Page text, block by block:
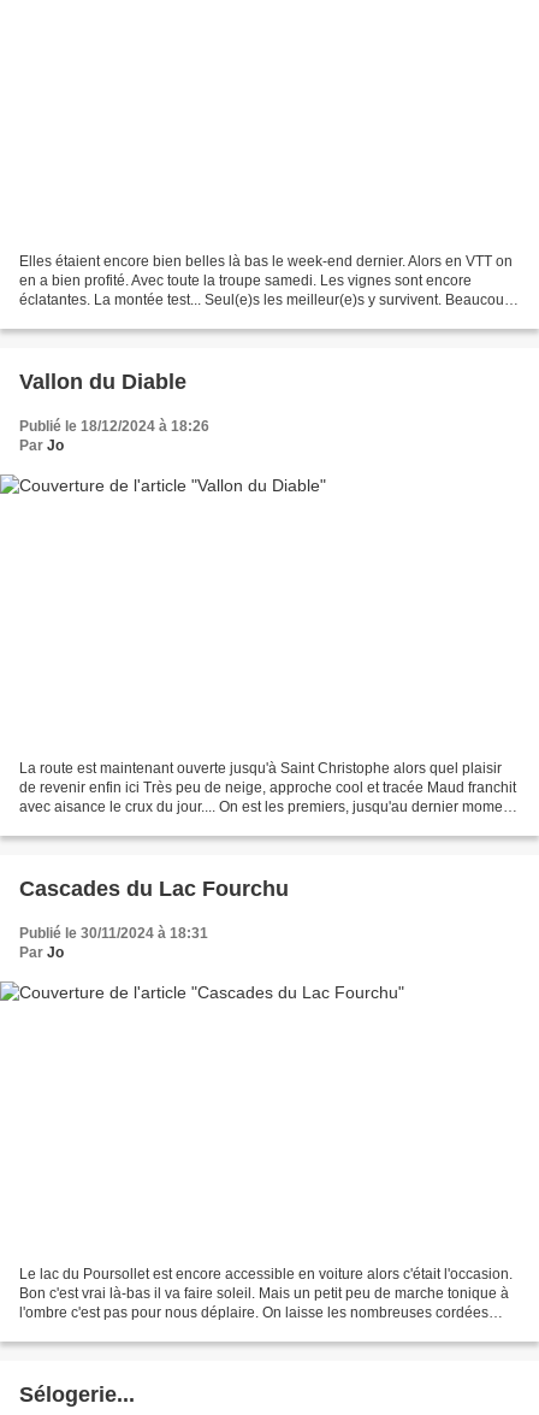
Elles étaient encore bien belles là bas le week-end dernier. Alors en VTT on
en a bien profité. Avec toute la troupe samedi. Les vignes sont encore
éclatantes. La montée test... Seul(e)s les meilleur(e)s y survivent. Beaucoup
Vallon du Diable
Publié le 18/12/2024 à 18:26
Par Jo
La route est maintenant ouverte jusqu'à Saint Christophe alors quel plaisir
de revenir enfin ici Très peu de neige, approche cool et tracée Maud franchit
avec aisance le crux du jour.... On est les premiers, jusqu'au dernier moment
Cascades du Lac Fourchu
Publié le 30/11/2024 à 18:31
Par Jo
Le lac du Poursollet est encore accessible en voiture alors c'était l'occasion.
Bon c'est vrai là-bas il va faire soleil. Mais un petit peu de marche tonique à
l'ombre c'est pas pour nous déplaire. On laisse les nombreuses cordées
Sélogerie...